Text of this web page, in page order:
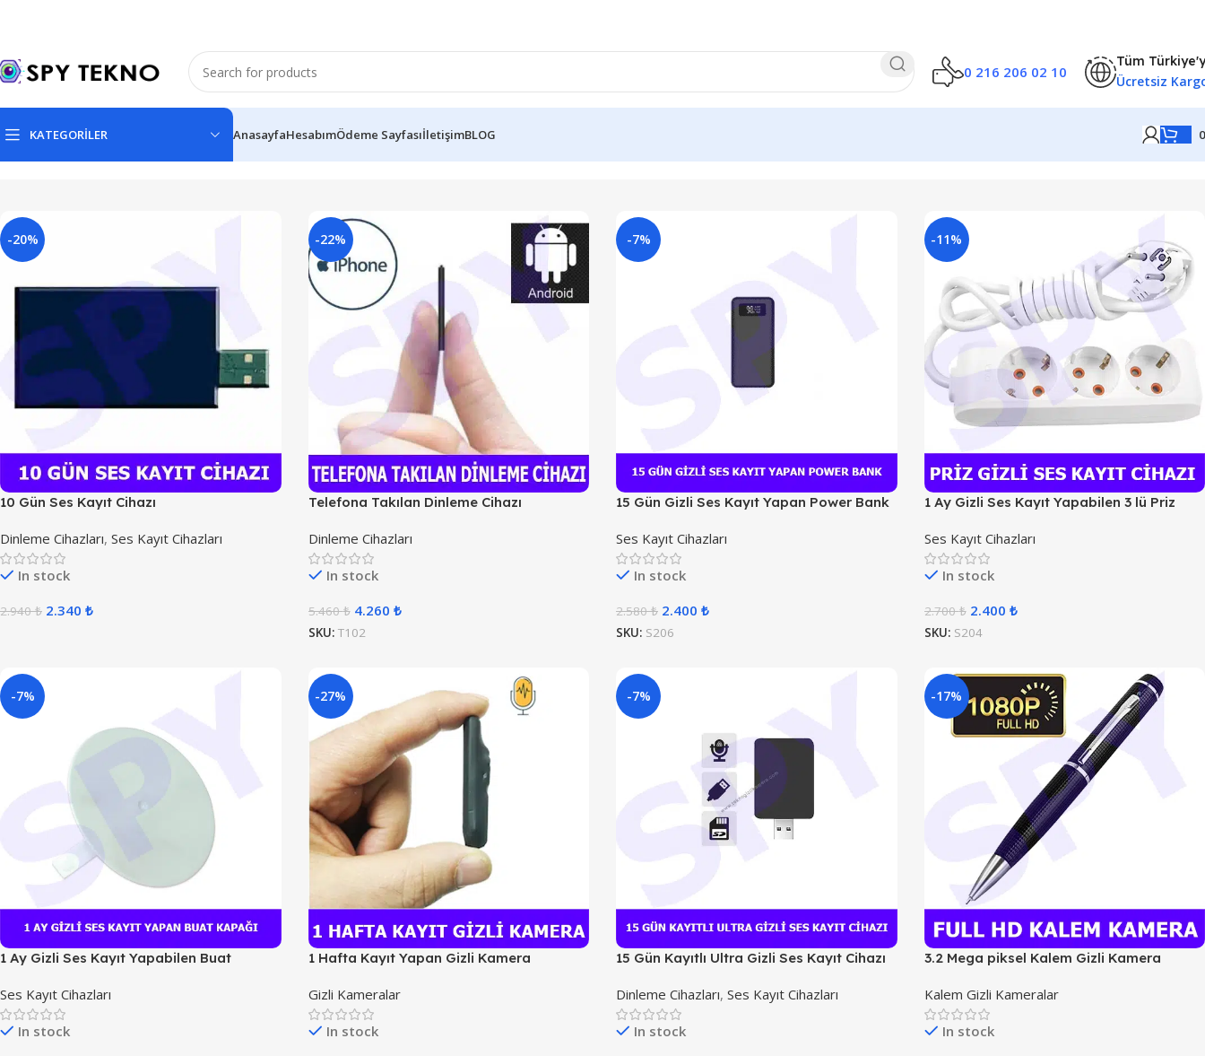
0 216 206 02 10
Tüm
Ücretsiz
KATEGORİLER AnasayfaHesabımÖdeme SayfasıİletişimBLOG
-20%
10 Gün Ses Kayıt Cihazı
Dinleme Cihazları, Ses Kayıt Cihazları
In stock
2.940₺ 2.340 ₺
-22%
Telefona Takılan Dinleme Cihazı
Dinleme Cihazları
In stock
5.460₺ 4.260 ₺
SKU: T102
-7%
15 Gün Gizli Ses Kayıt Yapan Power Bank
Ses Kayıt Cihazları
In stock
2.580₺ 2.400 ₺
SKU: S206
-11%
1 Ay Gizli Ses Kayıt Yapabilen 3 lü Priz
Ses Kayıt Cihazları
In stock
2.700₺ 2.400 ₺
SKU: S204
-7%
1 Ay Gizli Ses Kayıt Yapabilen Buat
Ses Kayıt Cihazları
In stock
-27%
1 Hafta Kayıt Yapan Gizli Kamera
Gizli Kameralar
In stock
-7%
15 Gün Kayıtlı Ultra Gizli Ses Kayıt Cihazı
Dinleme Cihazları, Ses Kayıt Cihazları
In stock
-17%
3.2 Mega piksel Kalem Gizli Kamera
Kalem Gizli Kameralar
In stock